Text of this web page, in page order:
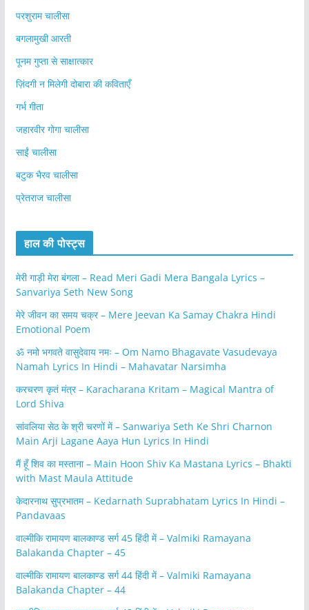
परशुराम चालीसा
बगलामुखी आरती
पूनम गुप्ता से साक्षात्कार
ज़िंदगी न मिलेगी दोबारा की कविताएँ
गर्भ गीता
जहारवीर गोगा चालीसा
साईं चालीसा
बटुक भैरव चालीसा
प्रेतराज चालीसा
हाल की पोस्ट्स
मेरी गाड़ी मेरा बंगला – Read Meri Gadi Mera Bangala Lyrics –
Sanvariya Seth New Song
मेरे जीवन का समय चक्र – Mere Jeevan Ka Samay Chakra Hindi
Emotional Poem
ॐ नमो भगवते वासुदेवाय नमः – Om Namo Bhagavate Vasudevaya
Namah Lyrics In Hindi – Mahavatar Narsimha
करचरण कृतं मंत्र – Karacharana Kritam – Magical Mantra of
Lord Shiva
सांवलिया सेठ के श्री चरणों में – Sanwariya Seth Ke Shri Charnon
Main Arji Lagane Aaya Hun Lyrics In Hindi
मैं हूँ शिव का मस्ताना – Main Hoon Shiv Ka Mastana Lyrics – Bhakti
with Mast Maula Attitude
केदारनाथ सुप्रभातम – Kedarnath Suprabhatam Lyrics In Hindi –
Pandavaas
वाल्मीकि रामायण बालकाण्ड सर्ग 45 हिंदी में – Valmiki Ramayana
Balakanda Chapter – 45
वाल्मीकि रामायण बालकाण्ड सर्ग 44 हिंदी में – Valmiki Ramayana
Balakanda Chapter – 44